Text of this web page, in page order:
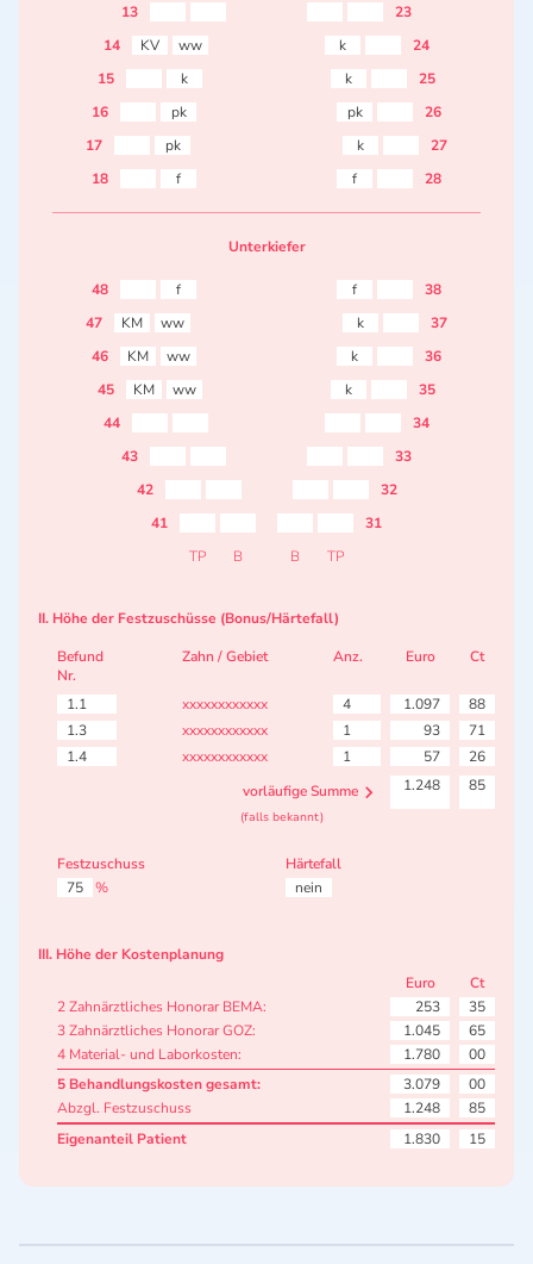
13
23
14
KV ww k
24
15
k k
25
16
pk pk
26
17
pk k
27
18
f f 28
Unterkiefer
48 f f
38
47
KM ww k
37
46
KM ww k
36
45
KM ww k
35
44
34
43
33
42
32
41
31
TP
B B TP
II. Höhe der Festzuschüsse (Bonus/Härtefall)
Befund
Nr.
Zahn / Gebiet Anz. Euro Ct
1.1 xxxxxxxxxxxx 4 1.097
88
1.3
xxxxxxxxxxxx 1 93
71
1.4
xxxxxxxxxxxx 1 57
26
vorläufige Summe
1.248 85
(falls bekannt)
Festzuschuss
75
%
Härtefall
nein
III. Höhe der Kostenplanung
Euro
Ct
2 Zahnärztliches Honorar BEMA:
253
35
3 Zahnärztliches Honorar GOZ:
1.045
65
4 Material- und Laborkosten:
1.780
00
5 Behandlungskosten gesamt:
3.079
00
Abzgl. Festzuschuss
1.248
85
Eigenanteil Patient
1.830 15